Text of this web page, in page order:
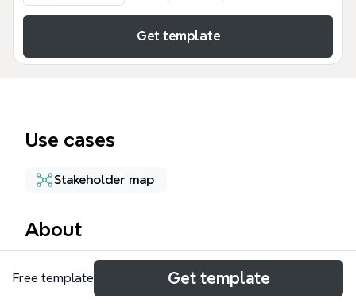
Get template
Use cases
Stakeholder map
About
Il template Contatti Fanclub è uno strumento
strategico progettato per i professionisti del
Free template Get template